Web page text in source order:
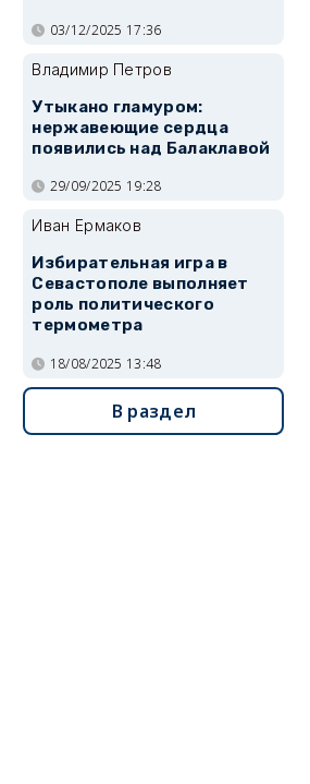
03/12/2025 17:36
Владимир Петров
Утыкано гламуром:
нержавеющие сердца
появились над Балаклавой
29/09/2025 19:28
Иван Ермаков
Избирательная игра в
Севастополе выполняет
роль политического
термометра
18/08/2025 13:48
В раздел